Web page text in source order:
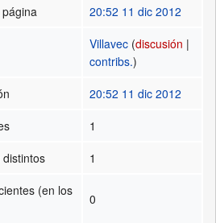
20:52 11 dic 2012
Villavec (discusión |
contribs.)
20:52 11 dic 2012
1
1
(en los
0